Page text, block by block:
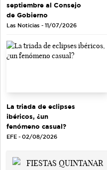
septiembre al Consejo
de Gobierno
Las Noticias - 11/07/2026
La triada de eclipses
ibéricos, ¿un
fenómeno casual?
EFE - 02/08/2026